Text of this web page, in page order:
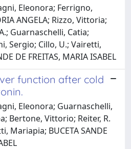
Eleonora; Ferrigno,
ANGELA; Rizzo, Vittoria;
Guarnaschelli, Catia;
Sergio; Cillo, U.; Vairetti,
DE FREITAS, MARIA ISABEL
function after cold
Eleonora; Guarnaschelli,
Bertone, Vittorio; Reiter, R.
Mariapia; BUCETA SANDE